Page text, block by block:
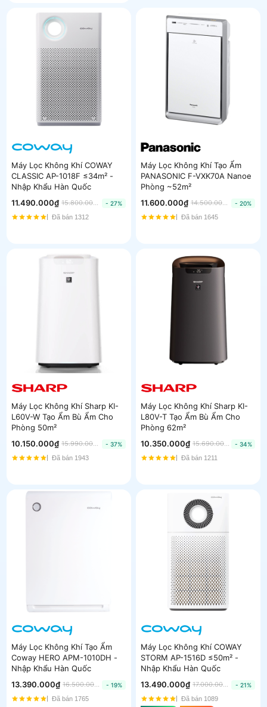
Máy Lọc Không Khí COWAY
CLASSIC AP-1018F ≤34m² -
Nhập Khẩu Hàn Quốc
11.490.000₫
- 27%
Đã bán 1312
Máy Lọc Không Khí Tạo Ẩm
PANASONIC F-VXK70A Nanoe
Phòng ~52m²
11.600.000₫
- 20%
Đã bán 1645
Máy Lọc Không Khí Sharp KI-
L60V-W Tạo Ẩm Bù Ẩm Cho
Phòng 50m²
10.150.000₫
- 37%
Đã bán 1943
Máy Lọc Không Khí Sharp KI-
L80V-T Tạo Ẩm Bù Ẩm Cho
Phòng 62m²
10.350.000₫
- 34%
Đã bán 1211
Máy Lọc Không Khí Tạo Ẩm
Coway HERO APM-1010DH -
Nhập Khẩu Hàn Quốc
13.390.000₫
- 19%
Đã bán 1765
Máy Lọc Không Khí COWAY
STORM AP-1516D ≤50m² -
Nhập Khẩu Hàn Quốc
13.490.000₫
- 21%
Đã bán 1089